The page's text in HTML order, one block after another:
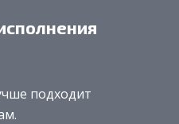
подходит